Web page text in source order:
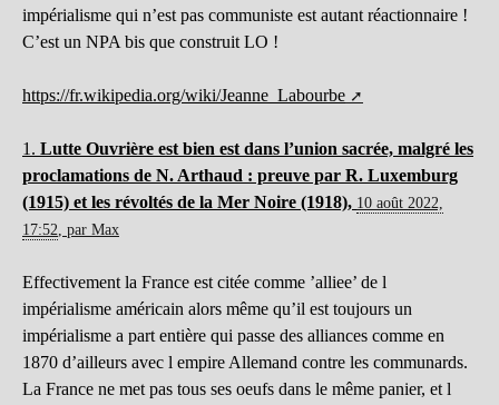
impérialisme qui n’est pas communiste est autant réactionnaire !
C’est un NPA bis que construit LO !
https://fr.wikipedia.org/wiki/Jeanne_Labourbe
1. Lutte Ouvrière est bien est dans l’union sacrée, malgré les
proclamations de N. Arthaud : preuve par R. Luxemburg
(1915) et les révoltés de la Mer Noire (1918), 10 août 2022,
17:52, par Max
Effectivement la France est citée comme ’alliee’ de l
impérialisme américain alors même qu’il est toujours un
impérialisme a part entière qui passe des alliances comme en
1870 d’ailleurs avec l empire Allemand contre les communards.
La France ne met pas tous ses oeufs dans le même panier, et l